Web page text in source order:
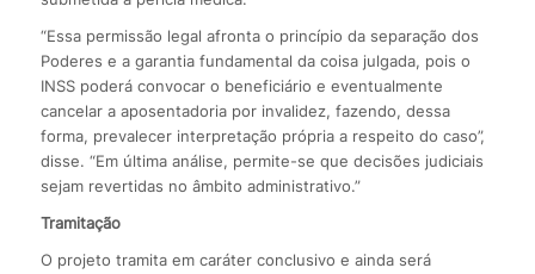
“Essa permissão legal afronta o princípio da separação dos
Poderes e a garantia fundamental da coisa julgada, pois o
INSS poderá convocar o beneficiário e eventualmente
cancelar a aposentadoria por invalidez, fazendo, dessa
forma, prevalecer interpretação própria a respeito do caso”,
disse. “Em última análise, permite-se que decisões judiciais
sejam revertidas no âmbito administrativo.”
Tramitação
O projeto tramita em caráter conclusivo e ainda será